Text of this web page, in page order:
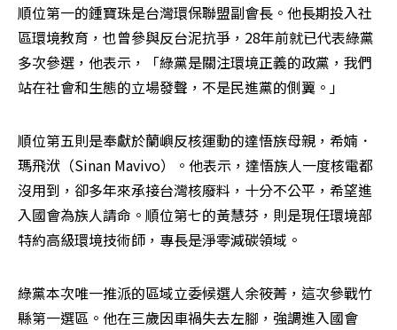
順位第一的鍾寶珠是台灣環保聯盟副會長。他長期投入社
區環境教育，也曾參與反台泥抗爭，28年前就已代表綠黨
多次參選，他表示，「綠黨是關注環境正義的政黨，我們
站在社會和生態的立場發聲，不是民進黨的側翼。」
順位第五則是奉獻於蘭嶼反核運動的達悟族母親，希婻．
瑪飛洑（Sinan Mavivo）。他表示，達悟族人一度核電都
沒用到，卻多年來承接台灣核廢料，十分不公平，希望進
入國會為族人請命。順位第七的黃慧芬，則是現任環境部
特約高級環境技術師，專長是淨零減碳領域。
綠黨本次唯一推派的區域立委候選人余筱菁，這次參戰竹
縣第一選區。他在三歲因車禍失去左腳，強調進入國會